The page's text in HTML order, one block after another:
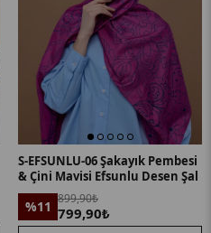
S-EFSUNLU-06 Şakayık Pembesi
& Çini Mavisi Efsunlu Desen Şal
%11 899,90₺
799,90₺